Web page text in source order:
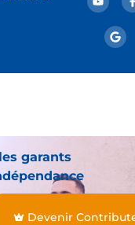
garants
Devenir